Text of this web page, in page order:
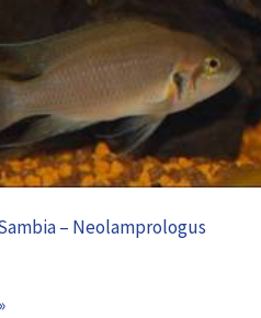
– Neolamprologus